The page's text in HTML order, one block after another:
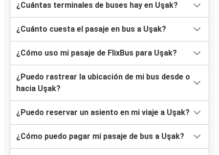
¿Cuántas terminales de buses hay en Uşak?
¿Cuánto cuesta el pasaje en bus a Uşak?
¿Cómo uso mi pasaje de FlixBus para Uşak?
¿Puedo rastrear la ubicación de mi bus desde o
hacia Uşak?
¿Puedo reservar un asiento en mi viaje a Uşak?
¿Cómo puedo pagar mi pasaje de bus a Uşak?